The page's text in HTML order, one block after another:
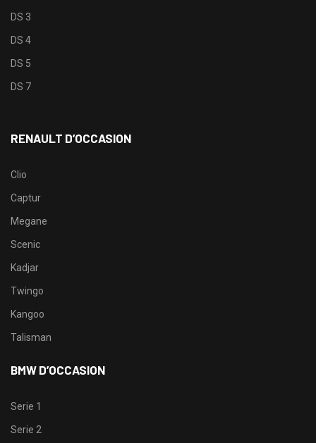
DS 3
DS 4
DS 5
DS 7
RENAULT D’OCCASION
Clio
Captur
Megane
Scenic
Kadjar
Twingo
Kangoo
Talisman
BMW D’OCCASION
Serie 1
Serie 2